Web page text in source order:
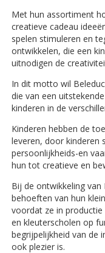
Met hun assortiment
creatieve cadeau
spelen stimuleren en
ontwikkelen, die een
uitnodigen de
In dit motto wil
die van een
kinderen in de
Kinderen hebben de
leveren, door kinderen
persoonlijkheids-en
hun tot creatieve en
Bij de ontwikkeling van
behoeften van hun
voordat ze in
en kleuterscholen op
begrijpelijkheid van de
ook plezier is.